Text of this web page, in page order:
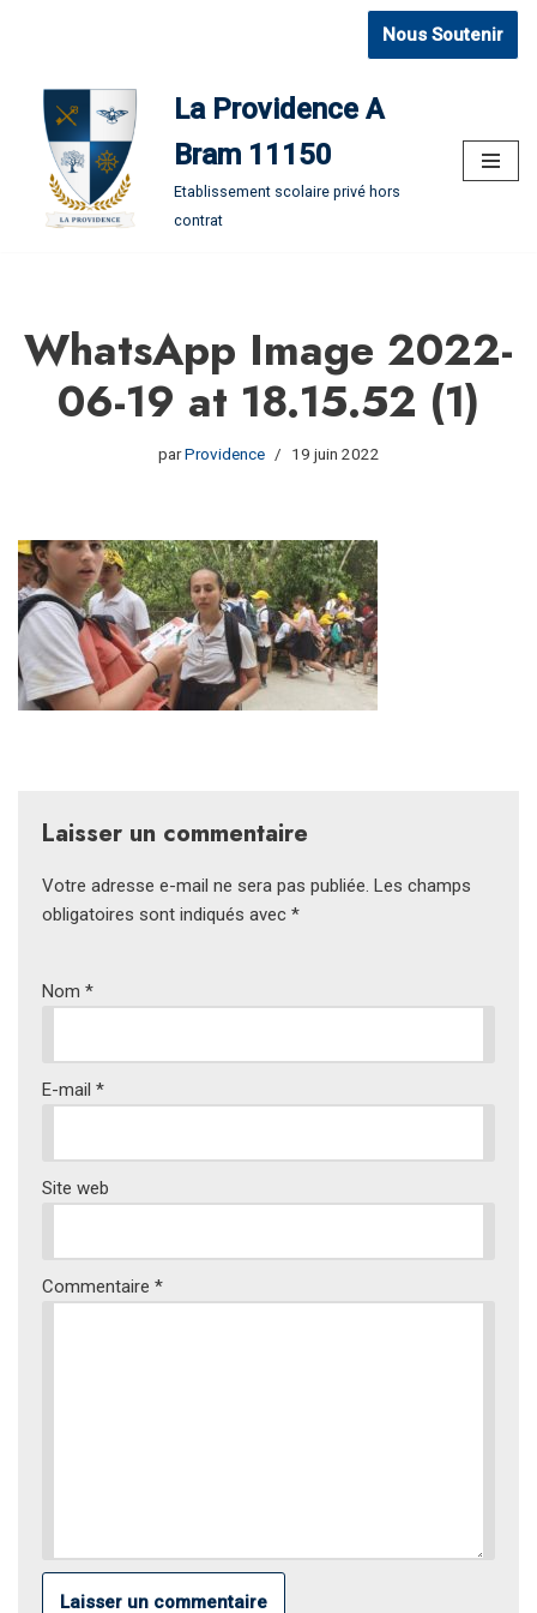
contenu
Nous Soutenir
La Providence A
Bram 11150
Etablissement scolaire privé hors
contrat
WhatsApp Image 2022-
06-19 at 18.15.52 (1)
parProvidence 19 juin 2022
Laisser un commentaire
Votre adresse e-mail ne sera pas publiée. Les champs
obligatoires sont indiqués avec *
Nom *
E-mail *
Site web
Commentaire *